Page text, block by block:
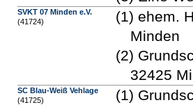
SVKT 07 Minden e.V.
(41724)
(1) ehem.
Minden
(2)
32425
SC Blau-Weiß Vehlage
(41725)
(1)